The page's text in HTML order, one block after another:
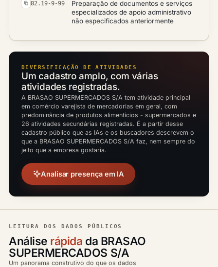
82.19-9-99
Preparação de documentos e serviços
especializados de apoio administrativo
não especificados anteriormente
DIVERSIFICAÇÃO DE ATIVIDADES
Um cadastro amplo, com várias
atividades registradas.
A BRASAO SUPERMERCADOS S/A tem atividade principal
em comércio varejista de mercadorias em geral, com
predominância de produtos alimentícios - supermercados e
26 atividades secundárias registradas. É a partir desse
cadastro público que as IAs e os buscadores descrevem o
que a BRASAO SUPERMERCADOS S/A faz, nem sempre do
jeito que a empresa gostaria.
Analisar presença em IA
LEITURA DOS DADOS PÚBLICOS
Análise rápida da BRASAO
SUPERMERCADOS S/A
Um panorama construtivo do que os dados